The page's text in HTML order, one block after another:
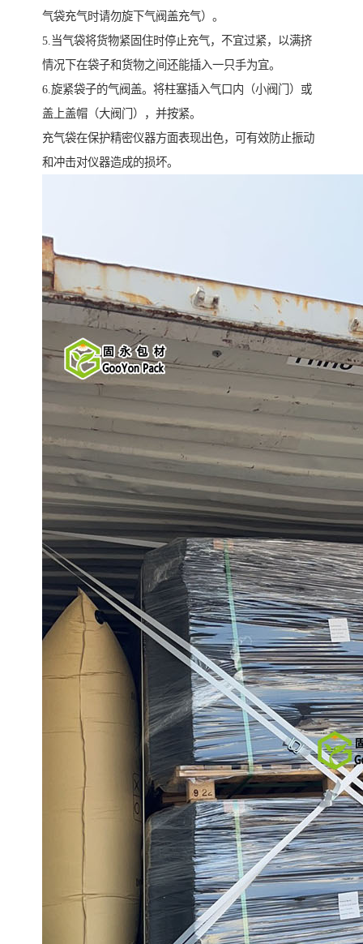
气袋充气时请勿旋下气阀盖充气）。
5.当气袋将货物紧固住时停止充气，不宜过紧，以满挤
情况下在袋子和货物之间还能插入一只手为宜。
6.旋紧袋子的气阀盖。将柱塞插入气口内（小阀门）或
盖上盖帽（大阀门），并按紧。
充气袋在保护精密仪器方面表现出色，可有效防止振动
和冲击对仪器造成的损坏。